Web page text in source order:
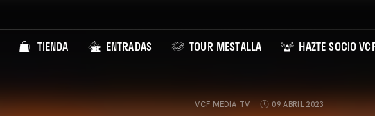
TIENDA ENTRADAS TOUR MESTALLA HAZTE SOCIO
VCF MEDIA TV 09 ABRIL 2023